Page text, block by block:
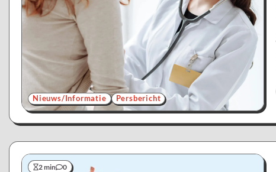
Nieuws/Informatie Persbericht
2 min 0